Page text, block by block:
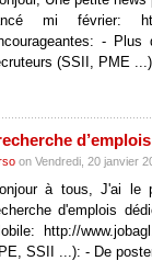
mi février:
-
(SSII, PME
d’emplois
on Vendredi, 20 janvier
à tous, J'ai le
d'emplois
http://
SSII ...): - De